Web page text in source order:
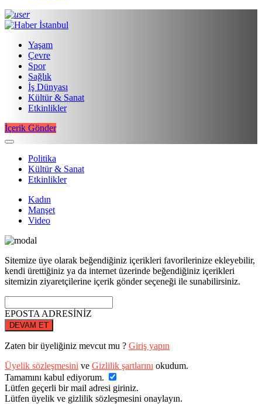
Yaşam
Çevre
Spor
Sağlık
İş Dünyası
Kültür & Sanat
Etkinlikler
İçerik Gönder
Politika
Kültür & Sanat
Etkinlikler
Kadın
Manşet
Video
Sitemize üye olarak beğendiğiniz içerikleri favorilerinize ekleyebilir,
kendi ürettiğiniz ya da internet üzerinde beğendiğiniz içerikleri
sitemizin ziyaretçilerine içerik gönder seçeneği ile sunabilirsiniz.
EPOSTA ADRESİNİZ
DEVAM ET
Zaten bir üyeliğiniz mevcut mu ? Giriş yapın
Üyelik sözleşmesini ve Gizlilik şartlarını okudum.
Tamamını kabul ediyorum.
Lütfen geçerli bir mail adresi giriniz.
Lütfen üyelik ve gizlilik sözleşmesini onaylayın.